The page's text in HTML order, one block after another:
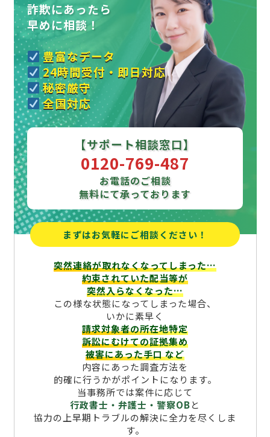
詐欺にあったら
早めに相談！
豊富なデータ
24時間受付・即日対応
秘密厳守
全国対応
【サポート相談窓口】
0120-769-487
お電話のご相談
無料にて承っております
まずはお気軽にご相談ください！
突然連絡が取れなくなってしまった…
約束されていた配当等が
突然入らなくなった…
この様な状態になってしまった場合、
いかに素早く
請求対象者の所在地特定
訴訟にむけての証拠集め
被害にあった手口など
内容にあった調査方法を
的確に行うかがポイントになります。
当事務所では案件に応じて
行政書士・弁護士・警察OBと
協力の上早期トラブルの解決に全力を尽くしま
す。